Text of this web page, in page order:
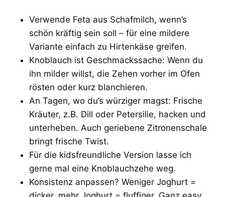
Verwende Feta aus Schafmilch, wenn’s
schön kräftig sein soll – für eine mildere
Variante einfach zu Hirtenkäse greifen.
Knoblauch ist Geschmackssache: Wenn du
ihn milder willst, die Zehen vorher im Ofen
rösten oder kurz blanchieren.
An Tagen, wo du’s würziger magst: Frische
Kräuter, z.B. Dill oder Petersilie, hacken und
unterheben. Auch geriebene Zitronenschale
bringt frische Twist.
Für die kidsfreundliche Version lasse ich
gerne mal eine Knoblauchzehe weg.
Konsistenz anpassen? Weniger Joghurt =